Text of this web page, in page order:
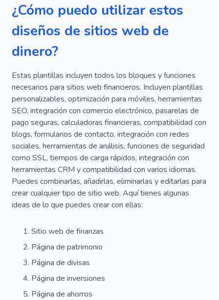
Excelente
Popular Único
Frío
SEO
Creativo Simple
Informativo
Corporativo
Estrategia
Resultado
Futuro Brillante
Expectativa
Familia
Reclutamiento
Tiempo Parcial
Sistemas De Energía
Información
Instrucciones
Emprendimiento
Gastos
Trabajo
Oficina
Orientado a Resultados
Riesgo
Pareja
Republicano Comercio
Rápido
Emergencia
Pagar Compra
Fiabilidad
Crédito
Informe
Salario
Documentación
Balance
Derechos De Autor
¿Cómo puedo utilizar estos
diseños de sitios web de
dinero?
Estas plantillas incluyen todos los bloques y funciones
necesarios para sitios web financieros. Incluyen plantillas
personalizables, optimización para móviles, herramientas
SEO, integración con comercio electrónico, pasarelas de
pago seguras, calculadoras financieras, compatibilidad con
blogs, formularios de contacto, integración con redes
sociales, herramientas de análisis, funciones de seguridad
como SSL, tiempos de carga rápidos, integración con
herramientas CRM y compatibilidad con varios idiomas.
Puedes combinarlas, añadirlas, eliminarlas y editarlas para
crear cualquier tipo de sitio web. Aquí tienes algunas
ideas de lo que puedes crear con ellas:
Sitio web de finanzas
Página de patrimonio
Página de divisas
Página de inversiones
Página de ahorros